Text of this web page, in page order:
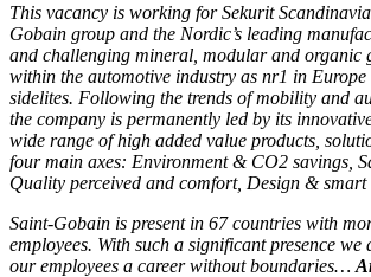
This vacancy is working for Sekurit
Gobain group and the Nordic’s leading
and challenging mineral, modular and organic
within the automotive industry as nr1 in
sidelites. Following the trends of mobility and
the company is permanently led by its
wide range of high added value products,
four main axes: Environment & CO2 savings,
Quality perceived and comfort, Design & smart
Saint-Gobain is present in 67 countries with
employees. With such a significant presence we
our employees a career without boundaries…